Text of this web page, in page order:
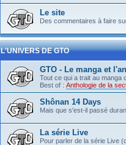
Le site
Des commentaires à faire
L'UNIVERS DE GTO
GTO - Le manga et
Tout ce qui a trait au manga
Best of : Anthologie de la
Shônan 14 Days
Mais que s'est-il passé
La série Live
Pour parler de la série Live